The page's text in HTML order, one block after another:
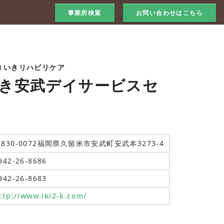
事業所検索 お問い合わせはこちら
きリハビリケア
安武デイサービスセ
0072福岡県久留米市安武町安武本3273-4
26-8686
26-8683
www.iki2-k.com/